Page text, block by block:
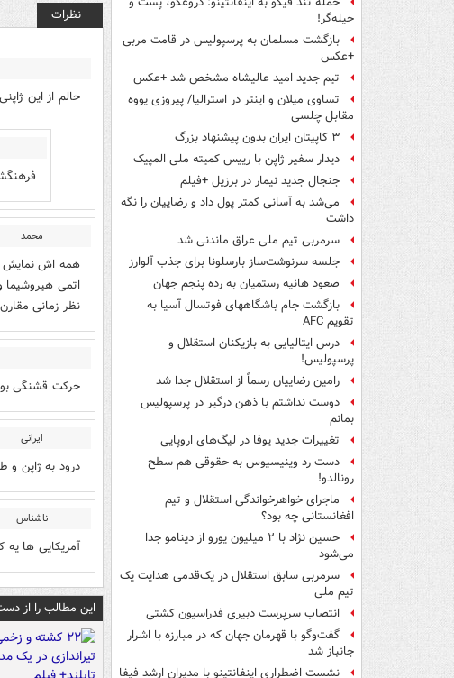
حیله‌گر!
بازگشت مسلمان به پرسپولیس در قامت مربی
+عکس
تیم جدید امید عالیشاه مشخص شد +عکس
تساوی میلان و اینتر در استرالیا/ پیروزی یووه
مقابل چلسی
۳ کاپیتان ایران بدون پیشنهاد بزرگ
دیدار سفیر ژاپن با رییس کمیته ملی المپیک
جنجال جدید نیمار در برزیل +فیلم
می‌شد به آسانی کمتر پول داد و رضاییان را نگه
داشت
سرمربی تیم ملی عراق ماندنی شد
جلسه سرنوشت‌ساز بارسلونا برای جذب آلوارز
صعود هانیه رستمیان به رده پنجم جهان
بازگشت جام باشگاههای فوتسال آسیا به
تقویم AFC
درس ایتالیایی‌ به بازیکنان استقلال و
پرسپولیس!
رامین رضاییان رسماً از استقلال جدا شد
دوست نداشتم با ذهن درگیر در پرسپولیس
بمانم
تغییرات جدید یوفا در لیگ‌های اروپایی
دست رد وینیسیوس به حقوقی هم سطح
رونالدو!
ماجرای خواهرخواندگی استقلال و تیم
افغانستانی چه بود؟
حسین نژاد با ۲ میلیون یورو از دینامو جدا
می‌شود
سرمربی سابق استقلال در یک‌قدمی هدایت یک
تیم ملی
انتصاب سرپرست دبیری فدراسیون کشتی
گفت‌وگو با قهرمان جهان که در مبارزه با اشرار
جانباز شد
نشست اضطراری اینفانتینو با مدیران ارشد فیفا
نظرات
حالم از این
محمد
همه اش نمایش
اتمی هیروشیما
نظر زمانی
حرکت قشنگی
ایرانی
درود به ژاپن و
ناشناس
آمریکایی ها
این مطالب را از